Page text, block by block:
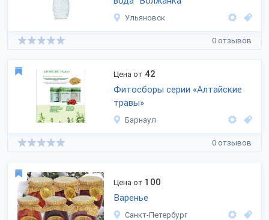
Ульяновск
0 отзывов
Цена от 42
Фитосборы серии «Алтайские
травы»
Барнаул
0 отзывов
Цена от 100
Варенье
Санкт-Петербург